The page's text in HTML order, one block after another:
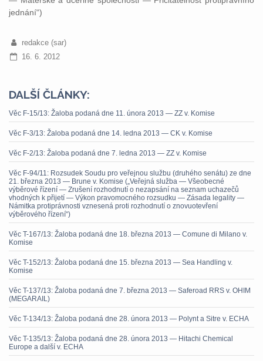
jednání“)
redakce (sar)
16. 6. 2012
DALŠÍ ČLÁNKY:
Věc F-15/13: Žaloba podaná dne 11. února 2013 — ZZ v. Komise
Věc F-3/13: Žaloba podaná dne 14. ledna 2013 — CK v. Komise
Věc F-2/13: Žaloba podaná dne 7. ledna 2013 — ZZ v. Komise
Věc F-94/11: Rozsudek Soudu pro veřejnou službu (druhého senátu) ze dne
21. března 2013 — Brune v. Komise („Veřejná služba — Všeobecné
výběrové řízení — Zrušení rozhodnutí o nezapsání na seznam uchazečů
vhodných k přijetí — Výkon pravomocného rozsudku — Zásada legality —
Námitka protiprávnosti vznesená proti rozhodnutí o znovuotevření
výběrového řízení“)
Věc T-167/13: Žaloba podaná dne 18. března 2013 — Comune di Milano v.
Komise
Věc T-152/13: Žaloba podaná dne 15. března 2013 — Sea Handling v.
Komise
Věc T-137/13: Žaloba podaná dne 7. března 2013 — Saferoad RRS v. OHIM
(MEGARAIL)
Věc T-134/13: Žaloba podaná dne 28. února 2013 — Polynt a Sitre v. ECHA
Věc T-135/13: Žaloba podaná dne 28. února 2013 — Hitachi Chemical
Europe a další v. ECHA